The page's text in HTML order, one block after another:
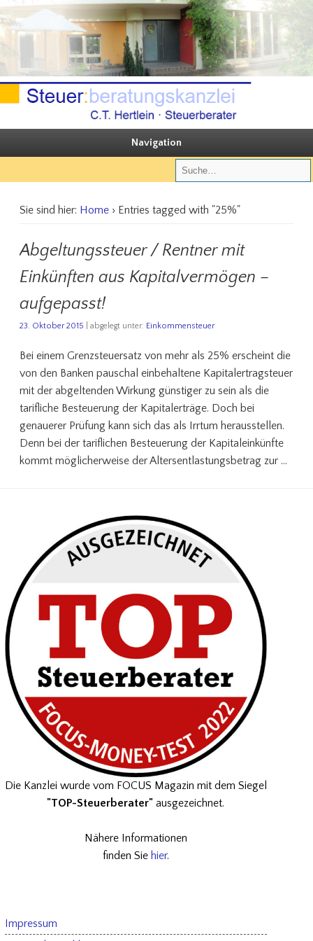
Steuerberatungskanzlei C.T. Hertlein
Sie steuern, wir beraten
Navigation
Sie sind hier: Home› Entries tagged with "25%"
Abgeltungssteuer / Rentner mit
Einkünften aus Kapitalvermögen –
aufgepasst!
23. Oktober 2015 | abgelegt unter: Einkommensteuer
Bei einem Grenzsteuersatz von mehr als 25% erscheint die
von den Banken pauschal einbehaltene Kapitalertragsteuer
mit der abgeltenden Wirkung günstiger zu sein als die
tarifliche Besteuerung der Kapitalerträge. Doch bei
genauerer Prüfung kann sich das als Irrtum herausstellen.
Denn bei der tariflichen Besteuerung der Kapitaleinkünfte
kommt möglicherweise der Altersentlastungsbetrag zur …
Die Kanzlei wurde vom FOCUS Magazin mit dem Siegel
"TOP-Steuerberater" ausgezeichnet.
Nähere Informationen
finden Sie hier.
Impressum